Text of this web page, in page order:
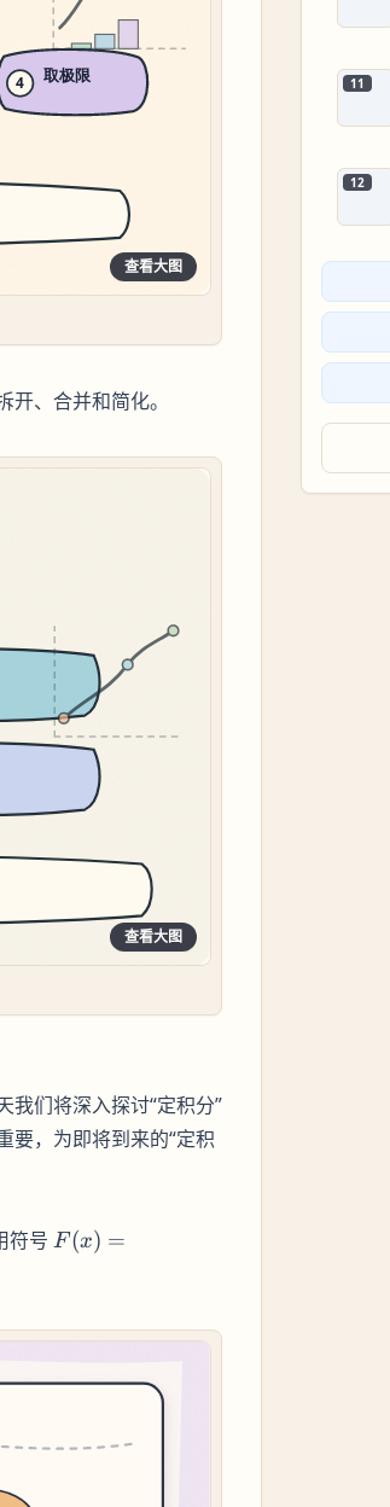
查看大图
、合并和简化。
查看大图
们将深入探讨“定积分”
要，为即将到来的“定积
符号 F(x)=\int_a^b
F(x) =
11
12